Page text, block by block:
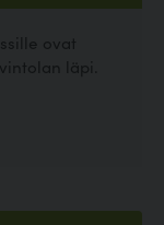
ovat
läpi.